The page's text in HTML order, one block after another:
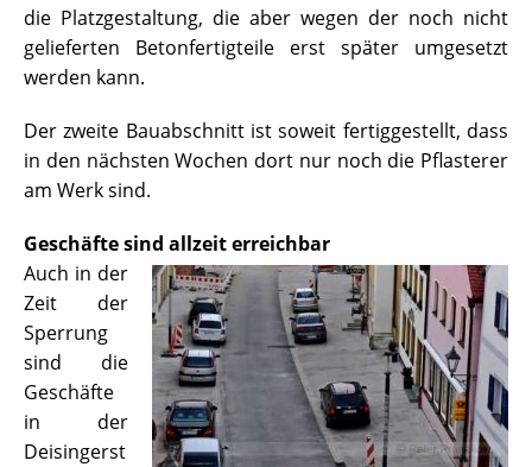
die Platzgestaltung, die aber wegen der noch nicht
gelieferten Betonfertigteile erst später umgesetzt
werden kann.
Der zweite Bauabschnitt ist soweit fertiggestellt, dass
in den nächsten Wochen dort nur noch die Pflasterer
am Werk sind.
Geschäfte sind allzeit erreichbar
Auch in der
Zeit der
Sperrung
sind die
Geschäfte
in der
Deisingerst